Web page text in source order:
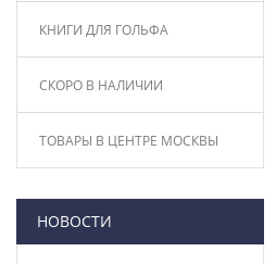
КНИГИ ДЛЯ ГОЛЬФА
СКОРО В НАЛИЧИИ
ТОВАРЫ В ЦЕНТРЕ МОСКВЫ
НОВОСТИ